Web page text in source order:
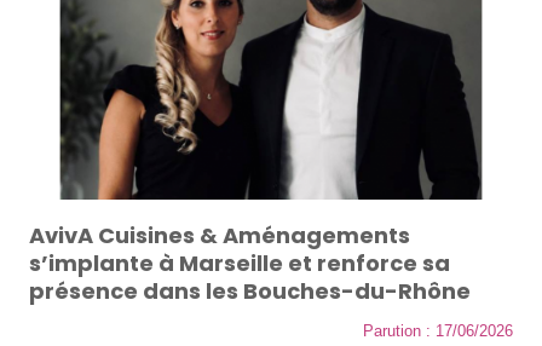
AvivA Cuisines & Aménagements
s’implante à Marseille et renforce sa
présence dans les Bouches-du-Rhône
Parution : 17/06/2026